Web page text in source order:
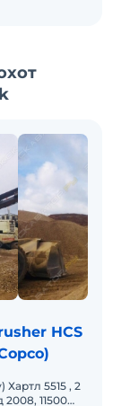
HCS
5515 , 2
11500